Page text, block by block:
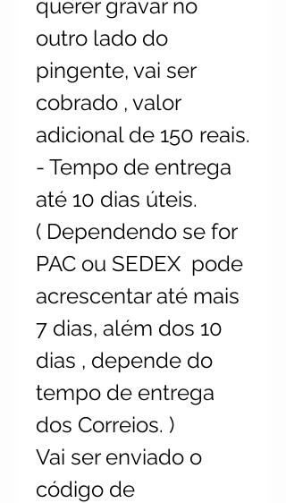
querer gravar no
outro lado do
pingente, vai ser
cobrado , valor
adicional de 150 reais.
- Tempo de entrega
até 10 dias úteis.
( Dependendo se for
PAC ou SEDEX pode
acrescentar até mais
7 dias, além dos 10
dias , depende do
tempo de entrega
dos Correios. )
Vai ser enviado o
código de